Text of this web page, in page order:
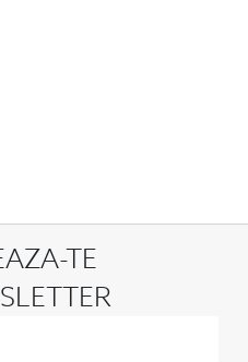
TE